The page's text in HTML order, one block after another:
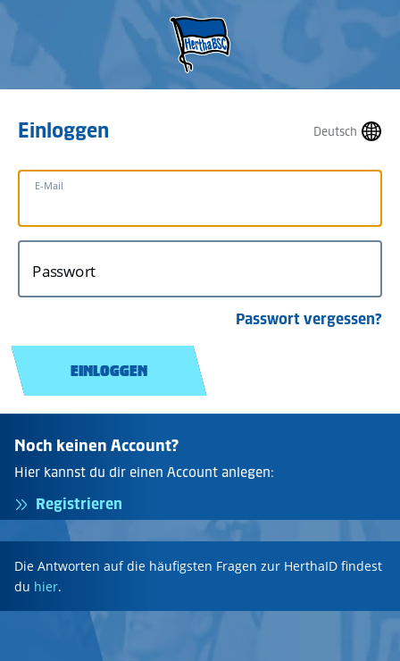
Deutsch
Einloggen
E-Mail
Passwort
Passwort vergessen?
EINLOGGEN
Noch keinen Account?
Hier kannst du dir einen Account anlegen:
Registrieren
Die Antworten auf die häufigsten Fragen zur HerthaID findest
du hier.